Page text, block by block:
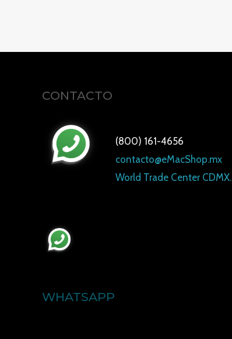
CONTACTO
(800) 161-4656
contacto@eMacShop.mx
World Trade Center CDMX.
WHATSAPP